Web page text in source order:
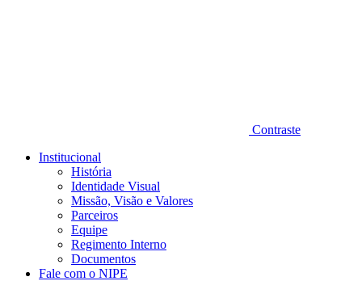
Contraste
Institucional
História
Identidade Visual
Missão, Visão e Valores
Parceiros
Equipe
Regimento Interno
Documentos
Fale com o NIPE